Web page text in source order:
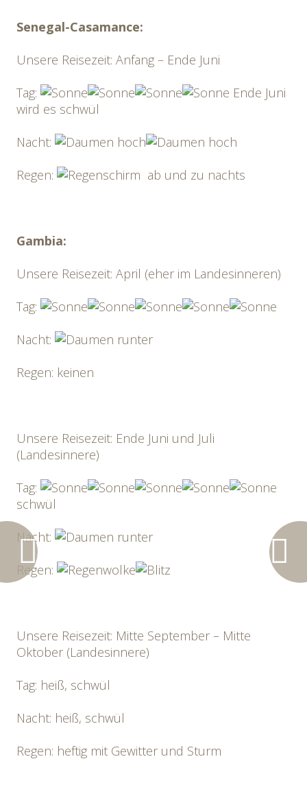
Senegal-Casamance:
Unsere Reisezeit: Anfang – Ende Juni
Tag:
Ende Juni
wird es schwül
Nacht:
Regen:
ab und zu nachts
Gambia:
Unsere Reisezeit: April (eher im Landesinneren)
Tag:
Nacht:
Regen: keinen
Unsere Reisezeit: Ende Juni und Juli
(Landesinnere)
Tag:
schwül
Nacht:
Regen:
Unsere Reisezeit: Mitte September – Mitte
Oktober (Landesinnere)
Tag: heiß, schwül
Nacht: heiß, schwül
Regen: heftig mit Gewitter und Sturm